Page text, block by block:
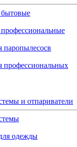
паропылесосв
профессиональных
и отпариватели
одежды